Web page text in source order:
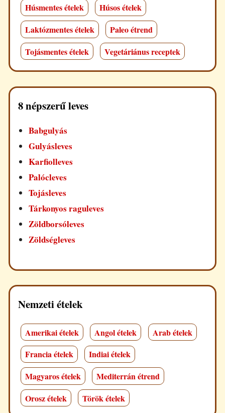
Húsmentes ételek
Húsos ételek
Laktózmentes ételek
Paleo étrend
Tojásmentes ételek
Vegetáriánus receptek
8 népszerű leves
Babgulyás
Gulyásleves
Karfiolleves
Palócleves
Tojásleves
Tárkonyos raguleves
Zöldborsóleves
Zöldségleves
Nemzeti ételek
Amerikai ételek Angol ételek
Arab ételek
Francia ételek
Indiai ételek
Magyaros ételek
Mediterrán étrend
Orosz ételek
Török ételek